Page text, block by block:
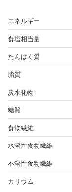
エネルギー
食塩相当量
たんぱく質
脂質
炭水化物
糖質
食物繊維
水溶性食物繊維
不溶性食物繊維
カリウム